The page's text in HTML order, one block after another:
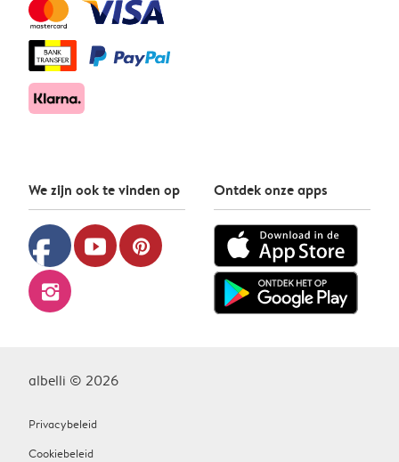
We zijn ook te vinden op
facebook youtube pinterest
instagram
Ontdek onze apps
albelli © 2026
Privacybeleid
Cookiebeleid